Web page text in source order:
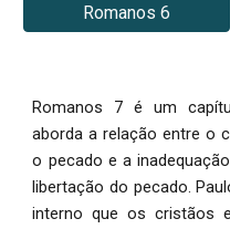
Romanos 6
Romanos 7 é um
aborda a relação entre o
o pecado e a
libertação do pecado.
interno que os cristãos